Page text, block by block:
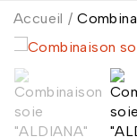
Accueil /